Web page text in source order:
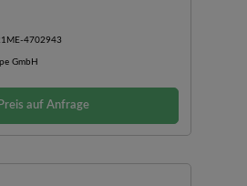
4702943
GmbH
Preis auf Anfrage